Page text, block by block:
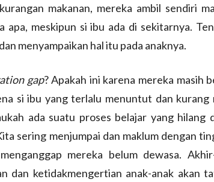
makanan, mereka ambil sendiri
apa, meskipun si ibu ada di sekitarnya.
menyampaikan hal itu pada anaknya.
gap? Apakah ini karena mereka masih
si ibu yang terlalu menuntut dan kurang
ada suatu proses belajar yang hilang
sering menjumpai dan maklum dengan
mereka belum dewasa.
dan ketidakmengertian anak-anak akan